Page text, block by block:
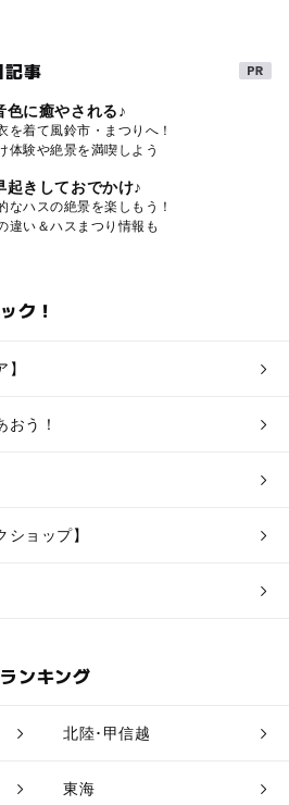
記事
色に癒やされる♪
を着て風鈴市・まつりへ！
体験や絶景を満喫しよう
起きしておでかけ♪
なハスの絶景を楽しもう！
違い＆ハスまつり情報も
ク！
おう！
ョップ】
ンキング
北陸･甲信越
東海